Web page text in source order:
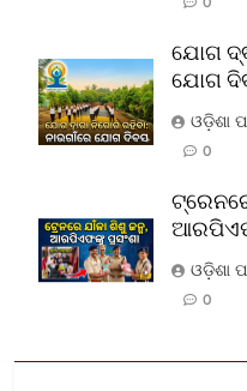
ଯୋଗ
ଯୋଗ
ଓଡ଼ିଶା
0
ଓଡ଼ିଶା
0